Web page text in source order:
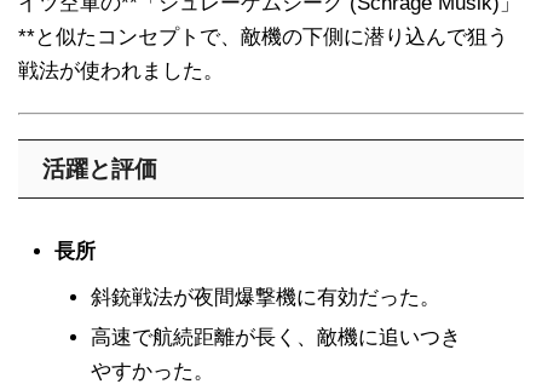
**と似たコンセプトで、敵機の下側に潜り込んで狙う
戦法が使われました。
活躍と評価
長所
斜銃戦法が夜間爆撃機に有効だった。
高速で航続距離が長く、敵機に追いつき
やすかった。